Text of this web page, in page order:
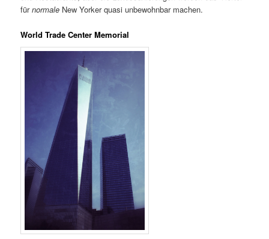
fürnormale New Yorker quasi unbewohnbar machen.
World Trade Center Memorial